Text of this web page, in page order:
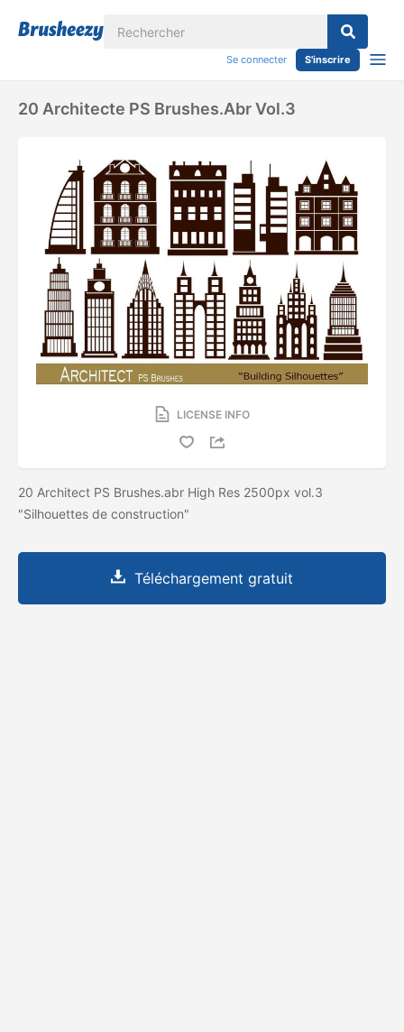
Se connecter S'inscrire
20 Architecte PS Brushes.abr Vol.3
LICENSE INFO
20 Architect PS Brushes.abr High Res 2500px vol.3
"Silhouettes de construction"
Téléchargement gratuit